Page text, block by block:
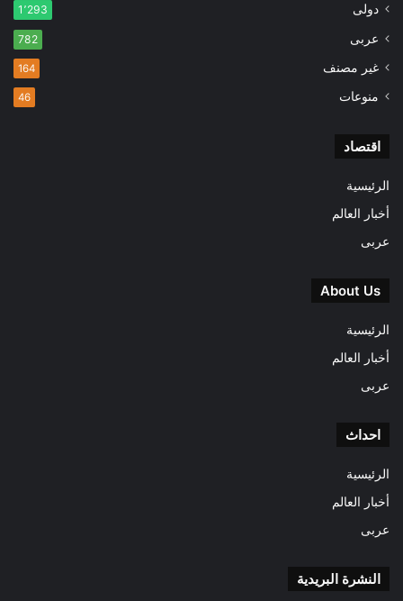
دولى 1٬293
عربى 782
غير مصنف 164
منوعات 46
اقتصاد
الرئيسية
أخبار العالم
عربى
About Us
الرئيسية
أخبار العالم
عربى
احداث
الرئيسية
أخبار العالم
عربى
النشرة البريدية